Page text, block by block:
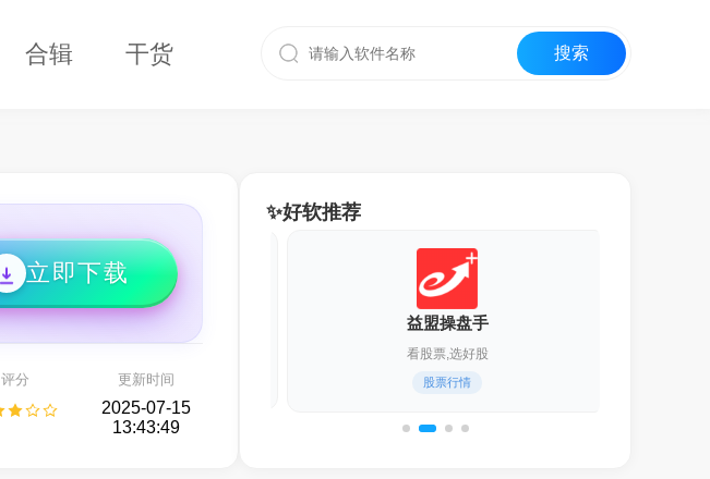
合辑 干货
立即下载
评分 更新时间
2025-07-15
13:43:49
✨好软推荐
DClaw
AI助手
益盟操盘手
看股票,选好股
股票行情